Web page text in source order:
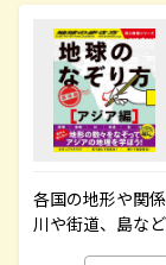
各国の地形や関
川や街道、島な